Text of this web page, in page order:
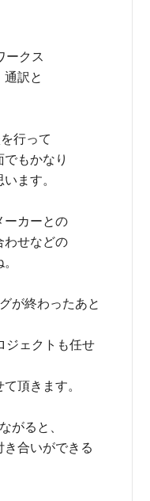
ークス
訳と
行って
もかなり
ます。
ーカーとの
わせなどの
が終わったあと
ジェクトも任せ
頂きます。
がると、
合いができる